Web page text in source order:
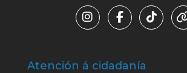
Atención á cidadanía